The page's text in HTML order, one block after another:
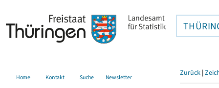
Home Kontakt Suche Newsletter Zurück |